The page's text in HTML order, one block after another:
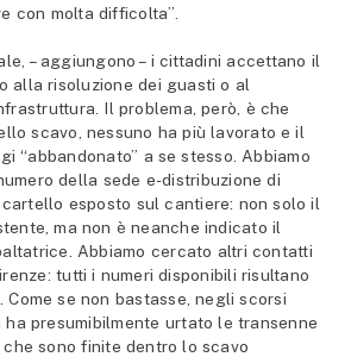
con molta difficolta”.
– aggiungono – i cittadini accettano il
alla risoluzione dei guasti o al
Il problema, però, è che
scavo, nessuno ha più lavorato e il
“abbandonato” a se stesso. Abbiamo
della sede e-distribuzione di
esposto sul cantiere: non solo il
ma non è neanche indicato il
Abbiamo cercato altri contatti
tutti i numeri disponibili risultano
Come se non bastasse, negli scorsi
ha presumibilmente urtato le transenne
che sono finite dentro lo scavo